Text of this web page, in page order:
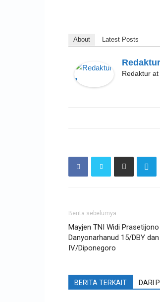
About Latest Posts
Redaktur at
Berita sebelumya
Mayjen TNI Widi
Danyonarhanud 15/DBY
IV/Diponegoro
BERITA TERKAIT DARI